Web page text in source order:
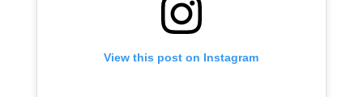
View this post on Instagram